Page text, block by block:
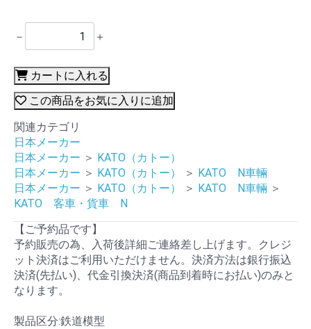
－ ＋
カートに入れる
この商品をお気に入りに追加
関連カテゴリ
日本メーカー
日本メーカー ＞ KATO（カトー）
日本メーカー ＞ KATO（カトー） ＞ KATO N車輛
日本メーカー ＞ KATO（カトー） ＞ KATO N車輛 ＞
KATO 客車・貨車 N
【ご予約品です】
予約販売の為、入荷後詳細ご連絡差し上げます。クレジ
ット決済はご利用いただけません。決済方法は銀行振込
決済(先払い)、代金引換決済(商品到着時にお払い)のみと
なります。
製品区分:鉄道模型